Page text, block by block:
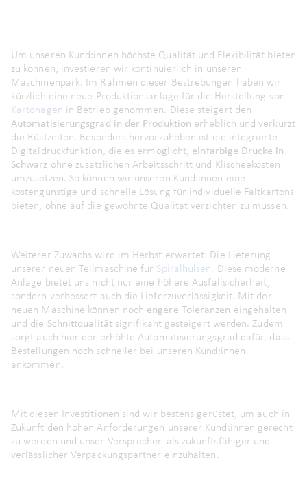
Um unseren Kund:innen höchste Qualität und Flexibilität bieten
zu können, investieren wir kontinuierlich in unseren
Maschinenpark. Im Rahmen dieser Bestrebungen haben wir
kürzlich eine neue Produktionsanlage für die Herstellung von
Kartonagen in Betrieb genommen. Diese steigert den
Automatisierungsgrad in der Produktion erheblich und verkürzt
die Rüstzeiten. Besonders hervorzuheben ist die integrierte
Digitaldruckfunktion, die es ermöglicht, einfarbige Drucke in
Schwarz ohne zusätzlichen Arbeitsschritt und Klischeekosten
umzusetzen. So können wir unseren Kund:innen eine
kostengünstige und schnelle Lösung für individuelle Faltkartons
bieten, ohne auf die gewohnte Qualität verzichten zu müssen.
Weiterer Zuwachs wird im Herbst erwartet: Die Lieferung
unserer neuen Teilmaschine für Spiralhülsen. Diese moderne
Anlage bietet uns nicht nur eine höhere Ausfallsicherheit,
sondern verbessert auch die Lieferzuverlässigkeit. Mit der
neuen Maschine können noch engere Toleranzen eingehalten
und die Schnittqualitätsignifikant gesteigert werden. Zudem
sorgt auch hier der erhöhte Automatisierungsgrad dafür, dass
Bestellungen noch schneller bei unseren Kund:innen
ankommen.
Mit diesen Investitionen sind wir bestens gerüstet, um auch in
Zukunft den hohen Anforderungen unserer Kund:innen gerecht
zu werden und unser Versprechen als zukunftsfähiger und
verlässlicher Verpackungspartner einzuhalten.